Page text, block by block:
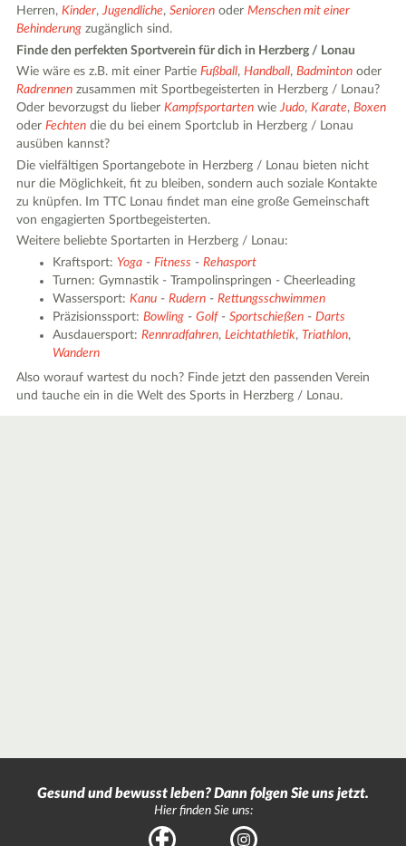
Herren,Kinder,Jugendliche,Senioren oderMenschen mit einer
Behinderung zugänglich sind.
Finde den perfekten Sportverein für dich in Herzberg / Lonau
Wie wäre es z.B. mit einer PartieFußball,Handball,Badminton oder
Radrennen zusammen mit Sportbegeisterten in Herzberg / Lonau?
Oder bevorzugst du lieberKampfsportarten wieJudo,Karate,Boxen
oderFechten die du bei einem Sportclub in Herzberg / Lonau
ausüben kannst?
Die vielfältigen Sportangebote in Herzberg / Lonau bieten nicht
nur die Möglichkeit, fit zu bleiben, sondern auch soziale Kontakte
zu knüpfen. Im TTC Lonau findet man eine große Gemeinschaft
von engagierten Sportbegeisterten.
Weitere beliebte Sportarten in Herzberg / Lonau:
Kraftsport: Yoga -Fitness -Rehasport
Turnen: Gymnastik - Trampolinspringen - Cheerleading
Wassersport:Kanu -Rudern -Rettungsschwimmen
Präzisionssport:Bowling -Golf-Sportschießen -Darts
Ausdauersport:Rennradfahren,Leichtathletik,Triathlon,
Wandern
Also worauf wartest du noch? Finde jetzt den passenden Verein
und tauche ein in die Welt des Sports in Herzberg / Lonau.
Gesund und bewusst leben? Dann folgen Sie uns jetzt.
Hier finden Sie uns:
Facebook Instagram